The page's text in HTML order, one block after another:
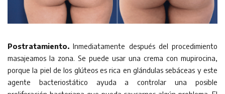
Postratamiento. Inmediatamente después del procedimiento
masajeamos la zona. Se puede usar una crema con mupirocina,
porque la piel de los glúteos es rica en glándulas sebáceas y este
agente bacteriostático ayuda a controlar una posible